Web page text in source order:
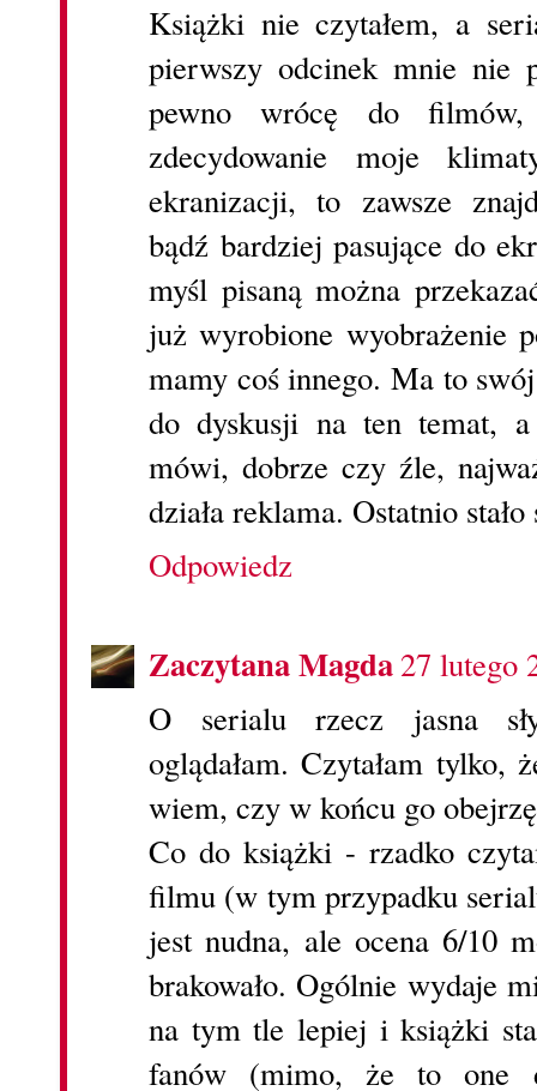
Książki nie czytałem, a
pierwszy odcinek mnie nie
pewno wrócę do
zdecydowanie moje
ekranizacji, to zawsze
bądź bardziej pasujące do
myśl pisaną można
już wyrobione wyobrażenie
mamy coś innego. Ma to
do dyskusji na ten temat,
mówi, dobrze czy źle,
działa reklama. Ostatnio
Odpowiedz
Zaczytana Magda27 lutego
O serialu rzecz jasna
oglądałam. Czytałam tylko,
wiem, czy w końcu go
Co do książki - rzadko
filmu (w tym przypadku
jest nudna, ale ocena 6/10
brakowało. Ogólnie wydaje
na tym tle lepiej i książki
fanów (mimo, że to one